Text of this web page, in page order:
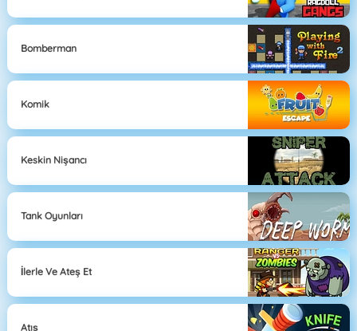
Bomberman
Komik
Keskin Nişancı
Tank Oyunları
İlerle Ve Ateş Et
Atış